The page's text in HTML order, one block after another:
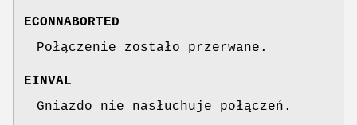
ECONNABORTED
Połączenie zostało przerwane.
EINVAL
Gniazdo nie nasłuchuje połączeń.